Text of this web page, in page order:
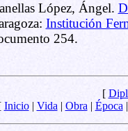
López, Ángel.
Institución
254.
[
Inicio| Vida | Obra | Época